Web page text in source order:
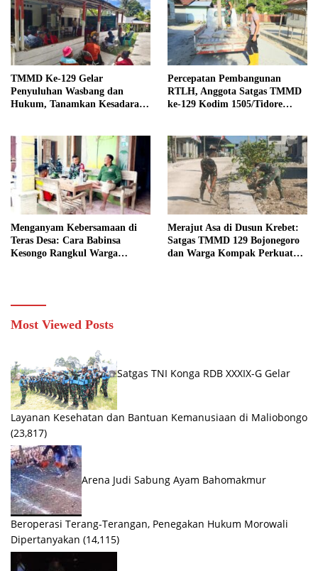
TMMD Ke-129 Gelar
Penyuluhan Wasbang dan
Hukum, Tanamkan Kesadaran
Percepatan Pembangunan
RTLH, Anggota Satgas TMMD
ke-129 Kodim 1505/Tidore
Menganyam Kebersamaan di
Teras Desa: Cara Babinsa
Kesongo Rangkul Warga
Merajut Asa di Dusun Krebet:
Satgas TMMD 129 Bojonegoro
dan Warga Kompak Perkuat
Most Viewed Posts
Satgas TNI Konga RDB XXXIX-G Gelar
Layanan Kesehatan dan Bantuan Kemanusiaan di Maliobongo
(23,817)
Arena Judi Sabung Ayam Bahomakmur
Beroperasi Terang-Terangan, Penegakan Hukum Morowali
Dipertanyakan (14,115)